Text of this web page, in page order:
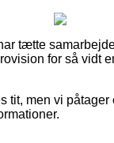
tætte
for så vidt
tit, men vi